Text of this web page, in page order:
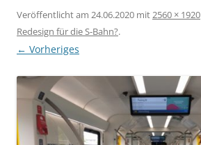
Veröffentlicht am 24.06.2020 mit2560 × 1920
Redesign für die S-Bahn?.
← Vorheriges